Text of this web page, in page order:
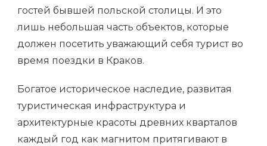
гостей бывшей польской столицы. И это
лишь небольшая часть объектов, которые
должен посетить уважающий себя турист во
время поездки в Краков.
Богатое историческое наследие, развитая
туристическая инфраструктура и
архитектурные красоты древних кварталов
каждый год как магнитом притягивают в